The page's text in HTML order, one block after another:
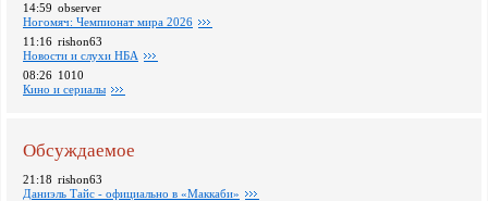
14:59 observer
Ногомяч: Чемпионат мира 2026
11:16 rishon63
Новости и слухи НБА
08:26 1010
Кино и сериалы
Обсуждаемое
21:18 rishon63
Даниэль Тайс - официально в «Маккаби»